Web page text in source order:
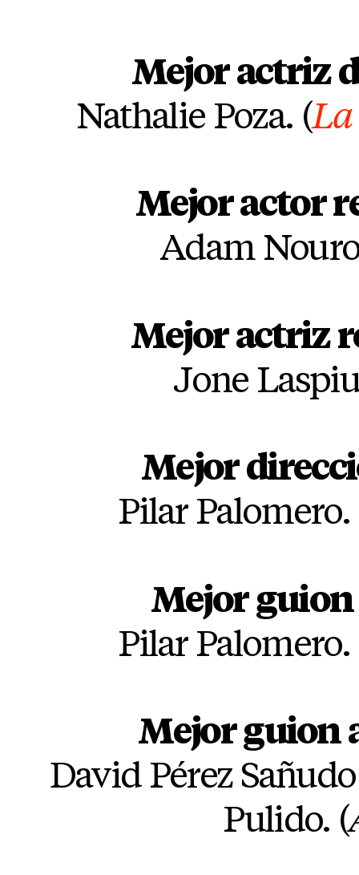
Mejor actriz
Nathalie Poza. (La
Mejor actor
Adam
Mejor actriz
Jone
Mejor
Pilar Palomero.
Mejor
Pilar Palomero.
Mejor guion
David Pérez
Pulido. (